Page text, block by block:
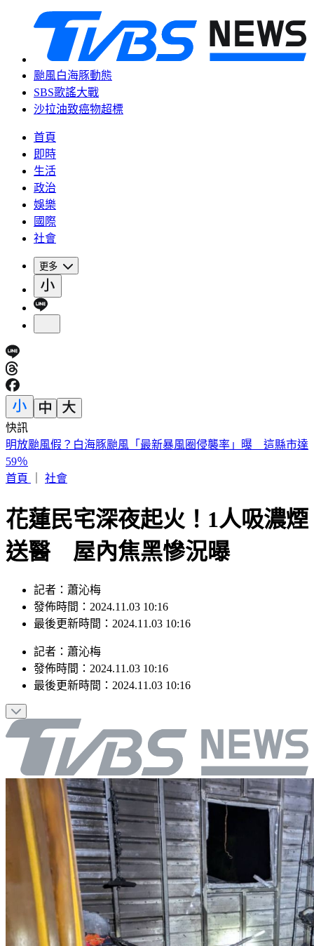
颱風白海豚動態
SBS歌謠大戰
沙拉油致癌物超標
首頁
即時
生活
政治
娛樂
國際
社會
更多
快訊
快訊／「蝴蝶姐姐」愷樂生了！雙胞胎女兒35週早產
首頁
花蓮民宅深夜起火！1人吸濃煙
送醫 屋內焦黑慘況曝
發佈時間：2024.11.03 10:16
最後更新時間：2024.11.03 10:16
發佈時間：2024.11.03 10:16
最後更新時間：2024.11.03 10:16